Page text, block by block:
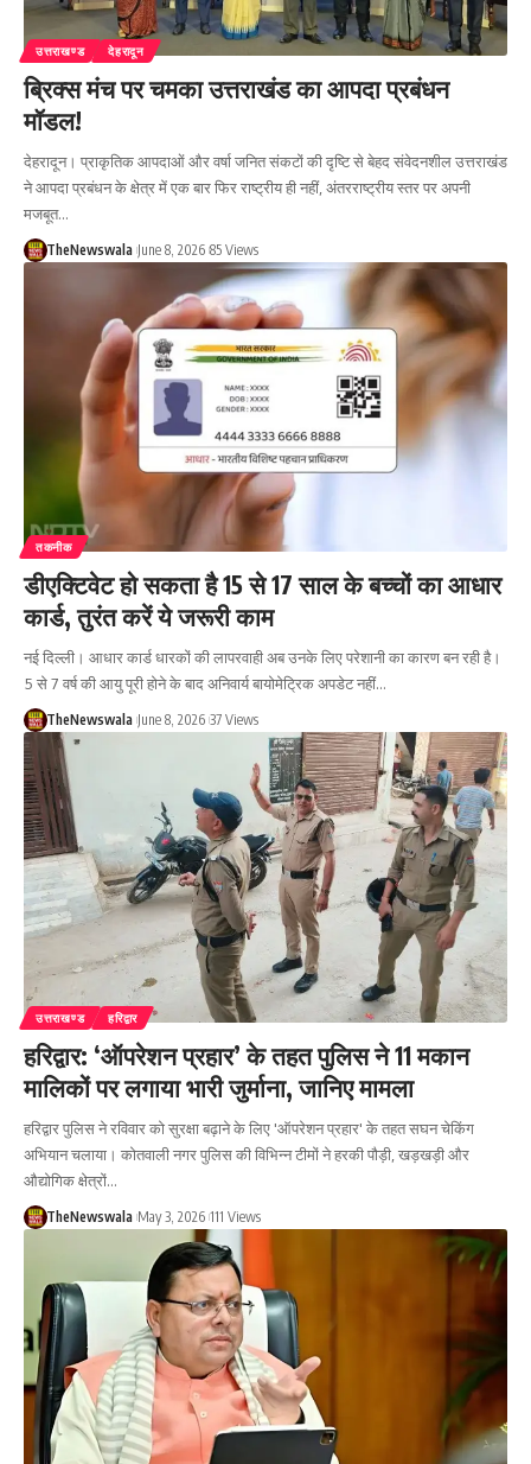
उत्तराखण्ड देहरादून
ब्रिक्स मंच पर चमका उत्तराखंड का आपदा प्रबंधन
मॉडल!
देहरादून। प्राकृतिक आपदाओं और वर्षा जनित संकटों की दृष्टि से बेहद संवेदनशील उत्तराखंड
ने आपदा प्रबंधन के क्षेत्र में एक बार फिर राष्ट्रीय ही नहीं, अंतरराष्ट्रीय स्तर पर अपनी
मजबूत…
TheNewswala June 8, 2026 85 Views
तकनीक
डीएक्टिवेट हो सकता है 15 से 17 साल के बच्चों का आधार
कार्ड, तुरंत करें ये जरूरी काम
नई दिल्ली। आधार कार्ड धारकों की लापरवाही अब उनके लिए परेशानी का कारण बन रही है।
5 से 7 वर्ष की आयु पूरी होने के बाद अनिवार्य बायोमेट्रिक अपडेट नहीं…
TheNewswala June 8, 2026 37 Views
उत्तराखण्ड हरिद्वार
हरिद्वार: ‘ऑपरेशन प्रहार’ के तहत पुलिस ने 11 मकान
मालिकों पर लगाया भारी जुर्माना, जानिए मामला
हरिद्वार पुलिस ने रविवार को सुरक्षा बढ़ाने के लिए 'ऑपरेशन प्रहार' के तहत सघन चेकिंग
अभियान चलाया। कोतवाली नगर पुलिस की विभिन्न टीमों ने हरकी पौड़ी, खड़खड़ी और
औद्योगिक क्षेत्रों…
TheNewswala May 3, 2026 111 Views